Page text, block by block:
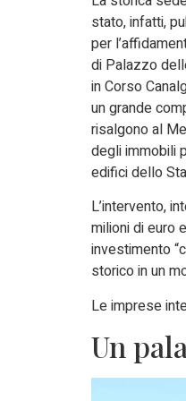
stato, infatti,
per
di Palazzo
in Corso
un grande
risalgono al
degli immobili
edifici dello
L’intervento,
milioni di euro
investimento
storico in un
Le imprese
Un